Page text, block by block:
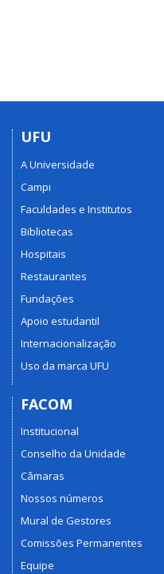
UFU
A Universidade
Campi
Faculdades e Institutos
Bibliotecas
Hospitais
Restaurantes
Fundações
Apoio estudantil
Internacionalização
Uso da marca UFU
FACOM
Institucional
Conselho da Unidade
Câmaras
Nossos números
Mural de Gestores
Comissões Permanentes
Equipe